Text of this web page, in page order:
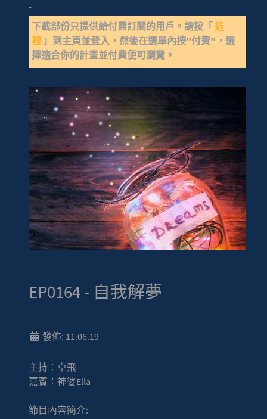
-
下載部份只提供給付費訂閱的用戶。請按「 這
裡 」到主頁並登入，然後在選單內按"付費"，選
擇適合你的計畫並付費便可瀏覽。
EP0164 - 自我解夢
發佈: 11.06.19
主持：卓飛
嘉賓：神婆Ella
節目內容簡介: